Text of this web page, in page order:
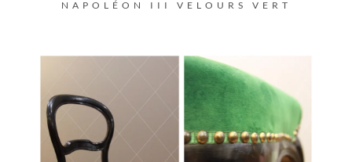
NAPOLÉON III
VELOURS VERT